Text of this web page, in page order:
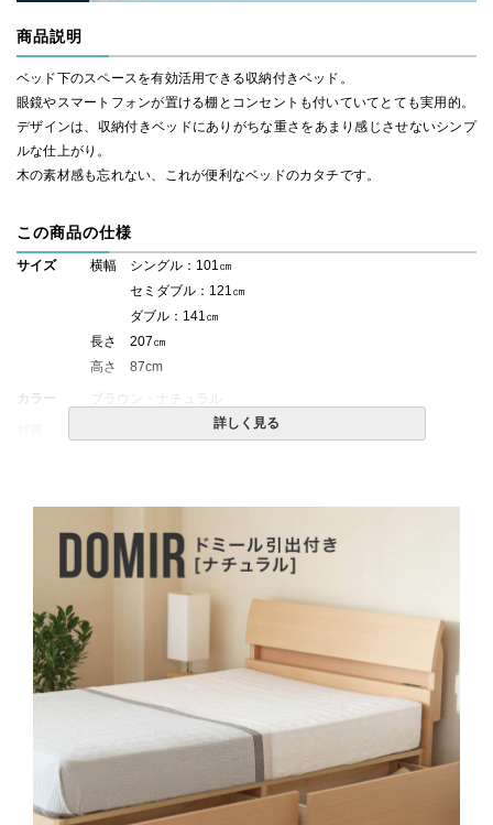
商品説明
ベッド下のスペースを有効活用できる収納付きベッド。
眼鏡やスマートフォンが置ける棚とコンセントも付いていてとても実用的。
デザインは、収納付きベッドにありがちな重さをあまり感じさせないシンプ
ルな仕上がり。
木の素材感も忘れない、これが便利なベッドのカタチです。
この商品の仕様
サイズ
横幅 シングル：101㎝
セミダブル：121㎝
ダブル：141㎝
長さ 207㎝
高さ 87cm
カラー ブラウン・ナチュラル
フレーム/タモ（天然木化粧合板）
※引き出しは、組立時にベッドの左右どちらに取り付けるか選べ
ます。
幅87 × 奥行37 × 高さ17cm × 2杯
引出しが無いタイプもございます。
マットレスは別売りです。
この商品は組み立て式です。
※北海道・沖縄・離島等一部地域へのお届けは別途送料が発生す
る場合がございます。また発送予定も変更になる場合がありま
詳しく見る